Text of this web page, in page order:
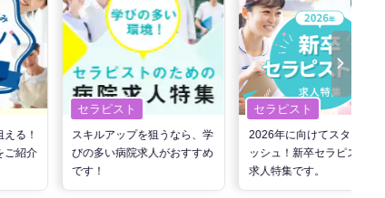
る！
ご紹介
セラピスト
スキルアップを狙うなら、学
びの多い病院求人がおすすめ
です！
セラピスト
2026年に向けてスタートダ
ッシュ！新卒セラピスト向け
求人特集です。